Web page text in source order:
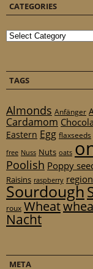
CATEGORIES
Categories
TAGS
Almonds Anfänger
Cardamom
Eastern Egg flaxseeds
free Nuss Nuts oats
Poolish Poppy
Raisins raspberry
Sourdough
roux Wheat
Nacht
META